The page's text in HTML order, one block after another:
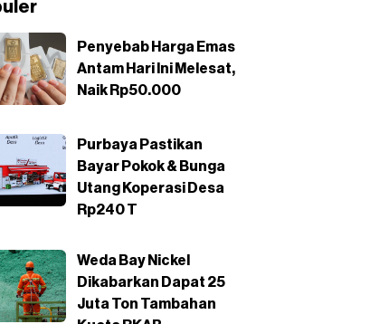
Penyebab Harga Emas
Antam Hari Ini Melesat,
Naik Rp50.000
Purbaya Pastikan
Bayar Pokok & Bunga
Utang Koperasi Desa
Rp240 T
Weda Bay Nickel
Dikabarkan Dapat 25
Juta Ton Tambahan